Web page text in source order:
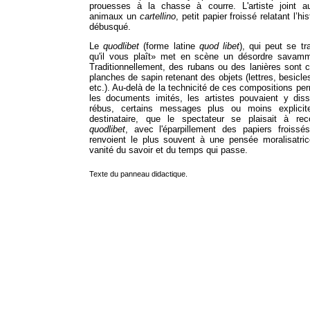
prouesses à la chasse à courre. L'artiste joint
animaux un cartellino, petit papier froissé relatant
débusqué.
Lequodlibet (forme latine quod libet), qui peut se
qu'il vous plaît» met en scène un désordre
Traditionnellement, des rubans ou des lanières sont
planches de sapin retenant des objets (lettres,
etc.). Au-delà de la technicité de ces compositions
les documents imités, les artistes pouvaient y
rébus, certains messages plus ou moins
destinataire, que le spectateur se plaisait à
quodlibet, avec l'éparpillement des papiers
renvoient le plus souvent à une pensée
vanité du savoir et du temps qui passe.
Texte du panneau didactique.